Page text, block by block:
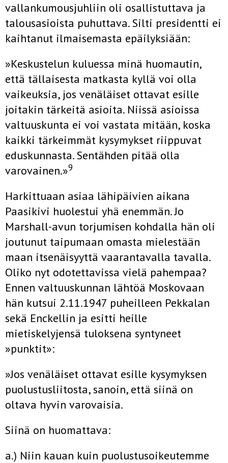
vallankumousjuhliin oli osallistuttava ja
talousasioista puhuttava. Silti presidentti ei
kaihtanut ilmaisemasta epäilyksiään:
»Keskustelun kuluessa minä huomautin,
että tällaisesta matkasta kyllä voi olla
vaikeuksia, jos venäläiset ottavat esille
joitakin tärkeitä asioita. Niissä asioissa
valtuuskunta ei voi vastata mitään, koska
kaikki tärkeimmät kysymykset riippuvat
eduskunnasta. Sentähden pitää olla
varovainen.»9
Harkittuaan asiaa lähipäivien aikana
Paasikivi huolestui yhä enemmän. Jo
Marshall-avun torjumisen kohdalla hän oli
joutunut taipumaan omasta mielestään
maan itsenäisyyttä vaarantavalla tavalla.
Oliko nyt odotettavissa vielä pahempaa?
Ennen valtuuskunnan lähtöä Moskovaan
hän kutsui 2.11.1947 puheilleen Pekkalan
sekä Enckellin ja esitti heille
mietiskelyjensä tuloksena syntyneet
»punktit»:
»Jos venäläiset ottavat esille kysymyksen
puolustusliitosta, sanoin, että siinä on
oltava hyvin varovaisia.
Siinä on huomattava:
a.) Niin kauan kuin puolustusoikeutemme